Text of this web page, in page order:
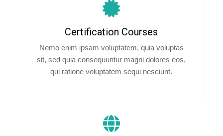
Certification Courses
Nemo enim ipsam voluptatem, quia voluptas
sit, sed quia consequuntur magni dolores eos,
qui ratione voluptatem sequi nesciunt.